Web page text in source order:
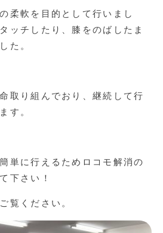
柔軟を目的として行いまし
ッチしたり、膝をのばしたま
た。
取り組んでおり、継続して行
す。
単に行えるためロコモ解消の
下さい！
覧ください。